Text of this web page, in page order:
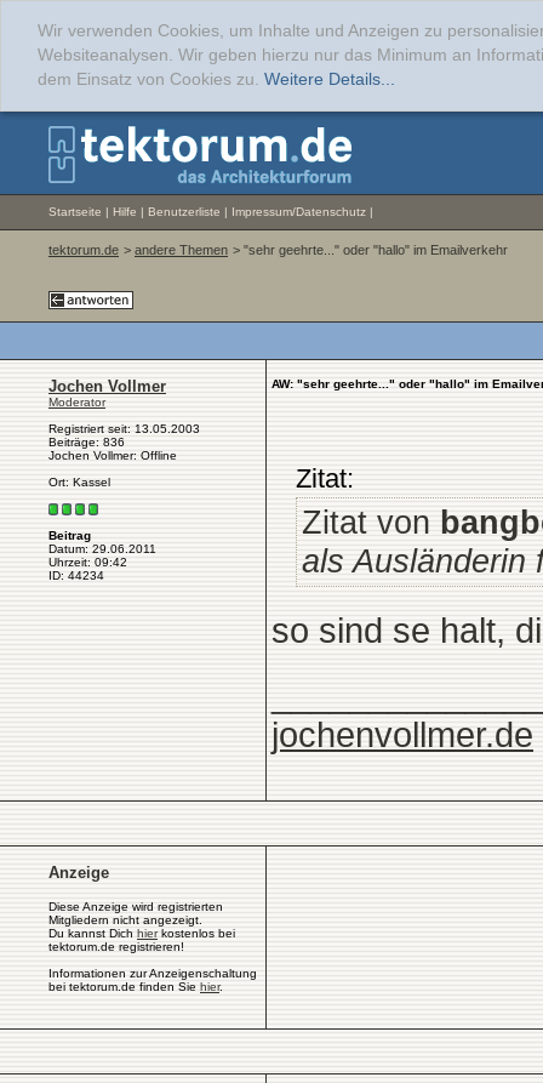
Wir verwenden Cookies, um Inhalte und Anzeigen zu
Websiteanalysen. Wir geben hierzu nur das Minimum an
dem Einsatz von Cookies zu. Weitere Details...
Startseite | Hilfe | Benutzerliste | Impressum/Datenschutz |
tektorum.de > andere Themen > "sehr geehrte..." oder "hallo" im Emailverkehr
Jochen Vollmer
Moderator
Registriert seit: 13.05.2003
Beiträge: 836
Jochen Vollmer: Offline
Ort: Kassel
Beitrag
Datum: 29.06.2011
Uhrzeit: 09:42
ID: 44234
AW: "sehr geehrte..." oder "hallo" im
Zitat:
Zitat von
als Ausländerin
so sind se halt,
jochenvollmer.de
Anzeige
Diese Anzeige wird registrierten
Mitgliedern nicht angezeigt.
Du kannst Dich hierkostenlos bei
tektorum.de registrieren!
Informationen zur Anzeigenschaltung
bei tektorum.de finden Sie hier.